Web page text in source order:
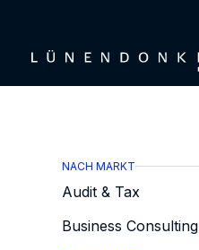
NACH MARKT
Audit & Tax
Business Consulting